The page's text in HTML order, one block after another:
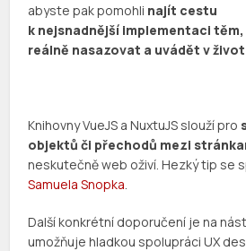
abyste pak pomohli najít cestu
k nejsnadnější implementaci
reálně nasazovat a uvádět v
Knihovny VueJS a NuxtuJS slouží pro
objektů či přechodů mezi
neskutečně web oživí. Hezký tip se
Samuela Snopka
Další konkrétní doporučení je na
umožňuje hladkou spolupráci UX